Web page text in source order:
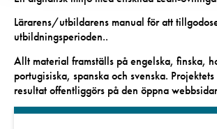
Lärarens/utbildarens manual för att
utbildningsperioden..
Allt material framställs på engelska, finska,
portugisiska, spanska och svenska.
resultat offentliggörs på den öppna